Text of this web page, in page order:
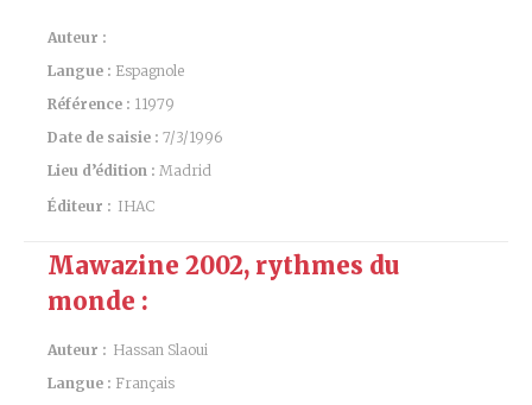
Auteur :
Langue : Espagnole
Référence : 11979
Date de saisie : 7/3/1996
Lieu d’édition : Madrid
Éditeur : IHAC
Mawazine 2002, rythmes du
monde :
Auteur : Hassan Slaoui
Langue : Français